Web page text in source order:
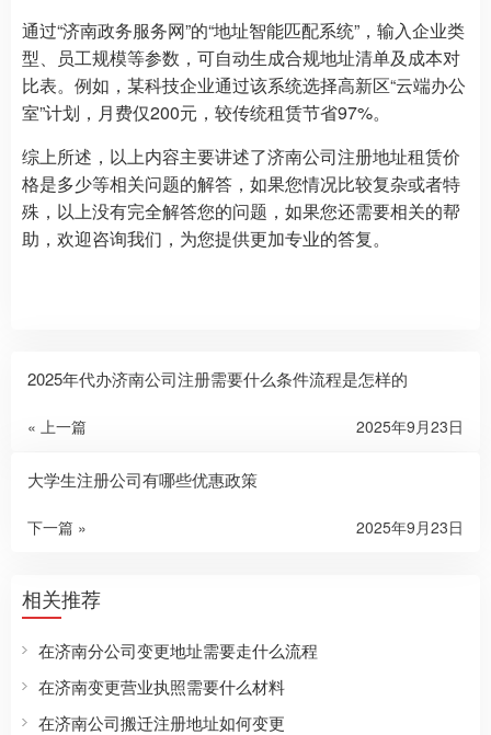
通过“济南政务服务网”的“地址智能匹配系统”，输入企业类
型、员工规模等参数，可自动生成合规地址清单及成本对
比表。例如，某科技企业通过该系统选择高新区“云端办公
室”计划，月费仅200元，较传统租赁节省97%。
综上所述，以上内容主要讲述了济南公司注册地址租赁价
格是多少等相关问题的解答，如果您情况比较复杂或者特
殊，以上没有完全解答您的问题，如果您还需要相关的帮
助，欢迎咨询我们，为您提供更加专业的答复。
2025年代办济南公司注册需要什么条件流程是怎样的
« 上一篇 2025年9月23日
大学生注册公司有哪些优惠政策
下一篇 » 2025年9月23日
相关推荐
在济南分公司变更地址需要走什么流程
在济南变更营业执照需要什么材料
在济南公司搬迁注册地址如何变更